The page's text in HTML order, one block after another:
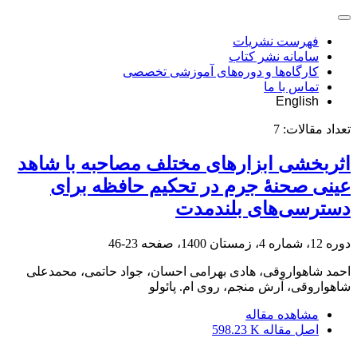
فهرست نشریات
سامانه نشر کتاب
کارگاه‌ها و دوره‌های آموزشی تخصصی
تماس با ما
English
تعداد مقالات: 7
اثربخشی ابزارهای مختلف مصاحبه با شاهد
عینی صحنۀ جرم در تحکیم حافظه برای
دسترسی‌های بلندمدت
دوره 12، شماره 4، زمستان 1400، صفحه 23-46
احمد شاهواروقی، هادی بهرامی احسان، جواد حاتمی، محمدعلی
شاهواروقی، آرش منجم، روی ام. پائولو
مشاهده مقاله
اصل مقاله 598.23 K